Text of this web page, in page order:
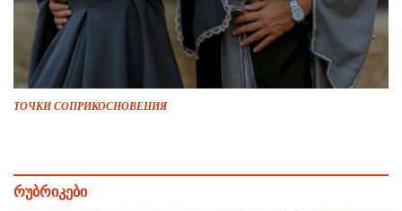
ТОЧКИ СОПРИКОСНОВЕНИЯ
რუბრიკები